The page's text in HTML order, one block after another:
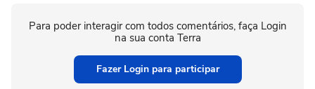
Para poder interagir com todos comentários, faça Login
na sua conta Terra
Fazer Login para participar